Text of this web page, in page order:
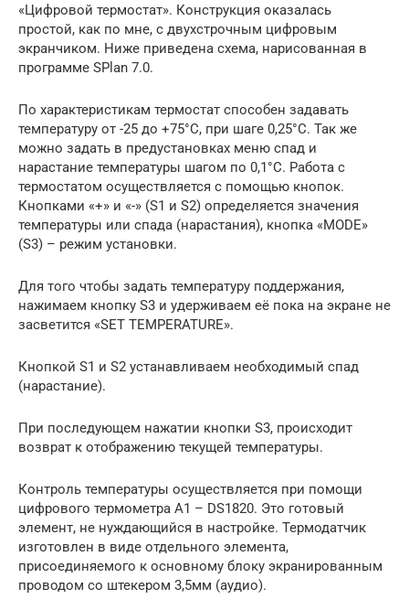
«Цифровой термостат». Конструкция оказалась
простой, как по мне, с двухстрочным цифровым
экранчиком. Ниже приведена схема, нарисованная в
программе SPlan 7.0.
По характеристикам термостат способен задавать
температуру от -25 до +75°С, при шаге 0,25°С. Так же
можно задать в предустановках меню спад и
нарастание температуры шагом по 0,1°С. Работа с
термостатом осуществляется с помощью кнопок.
Кнопками «+» и «-» (S1 и S2) определяется значения
температуры или спада (нарастания), кнопка «MODE»
(S3) – режим установки.
Для того чтобы задать температуру поддержания,
нажимаем кнопку S3 и удерживаем её пока на экране не
засветится «SET TEMPERATURE».
Кнопкой S1 и S2 устанавливаем необходимый спад
(нарастание).
При последующем нажатии кнопки S3, происходит
возврат к отображению текущей температуры.
Контроль температуры осуществляется при помощи
цифрового термометра А1 – DS1820. Это готовый
элемент, не нуждающийся в настройке. Термодатчик
изготовлен в виде отдельного элемента,
присоединяемого к основному блоку экранированным
проводом со штекером 3,5мм (аудио).